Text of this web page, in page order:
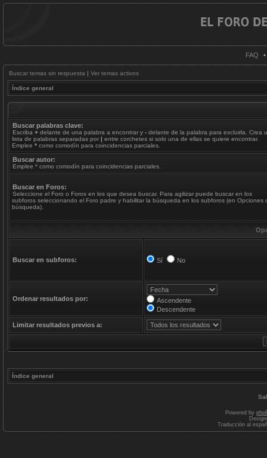
FAQ •
Buscar temas sin respuesta | Ver temas activos
Índice general
Buscar palabras clave:
Escriba + delante de una palabra a encontrar y - delante de la palabra para excluirla. Crea
lista de palabras separadas por | entre corchetes si solo una de ellas se quiere encontrar.
Emplee * como comodín para coincidencias parciales.
Buscar autor:
Emplee * como comodín para coincidencias parciales.
Buscar en Foros:
Seleccione el Foro o Foros en los que desea buscar. Para agilizar puede buscar en los
subforos seleccionando el Foro padre y habilitar la búsqueda en los subforos (en Opciones
búsqueda).
Buscar en subforos: Sí No
Ordenar resultados por:
Ascendente
Descendente
Limitar resultados previos a:
Índice general
Powered by
Traducción al